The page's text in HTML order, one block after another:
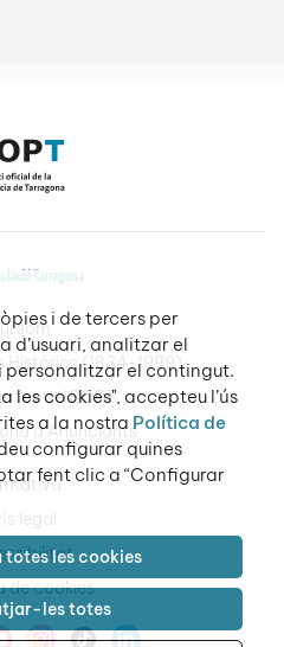
som
Històrics (1834-1999)
del BOPT
d’Anunciants
legal
de cookies
i de tercers per
d’usuari, analitzar el
personalitzar el contingut.
les cookies", accepteu l’ús
a la nostra Política de
configurar quines
fent clic a “Configurar
les cookies
les totes